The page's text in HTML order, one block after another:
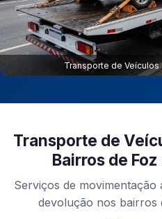
Transporte de Veículos
Transporte de
Bairros de Foz
Serviços de
devolução nos bairros